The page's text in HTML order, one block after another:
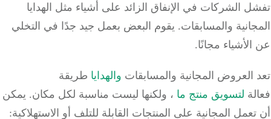
الشركات في الإنفاق الزائد على أشياء مثل الهدايا
والمسابقات.يقوم البعض بعمل جيد جدًا في التخلي
مجانًا.
العروض المجانية والمسابقاتوالهداياطريقة
لتسويق منتج ما، ولكنها ليست مناسبة لكل مكان.يمكن
المجانية على المنتجات القابلة للتلف أو الاستهلاكية: